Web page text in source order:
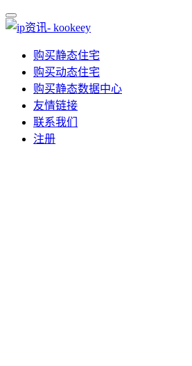
购买静态住宅
购买动态住宅
购买静态数据中心
友情链接
联系我们
注册